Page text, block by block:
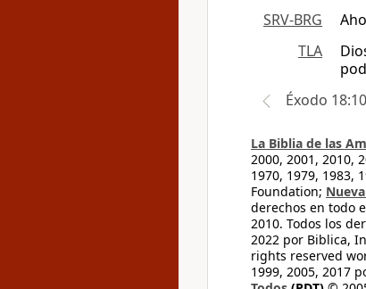
SRV-BRG
TLA
Éxodo 18:10
La Biblia de las
2000, 2001, 2010,
1970, 1979, 1983,
Foundation;
derechos en todo
2010. Todos los
2022 por Biblica,
rights reserved
1999, 2005, 2017